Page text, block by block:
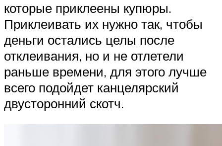
которые приклеены купюры.
Приклеивать их нужно так, чтобы
деньги остались целы после
отклеивания, но и не отлетели
раньше времени, для этого лучше
всего подойдет канцелярский
двусторонний скотч.